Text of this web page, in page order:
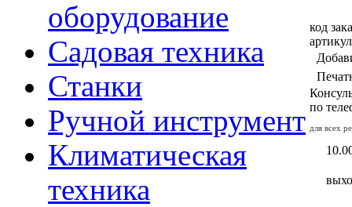
оборудование
Садовая техника
Станки
Ручной инструмент
Климатическая
техника
код
по
для всех